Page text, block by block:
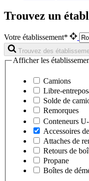
Trouvez un
Votre établissement*
Trouvez des
Afficher les
Camions
Libre-
Solde de
Remorques
Conteneurs
Accessoires
Attaches de
Retours de
Propane
Boîtes de